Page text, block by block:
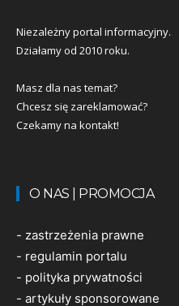
Niezależny portal informacyjny.
Działamy od 2010 roku.
Masz dla nas temat?
Chcesz się zareklamować?
Czekamy na kontakt!
O NAS | PROMOCJA
- zastrzeżenia prawne
- regulamin portalu
- polityka prywatności
- artykuły sponsorowane